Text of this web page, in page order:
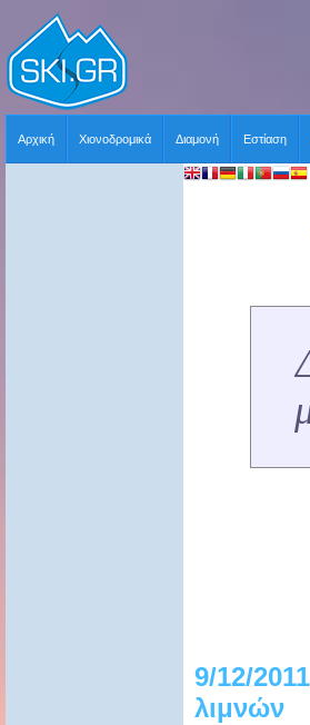
Αρχική Χιονοδρομικά Διαμονή Εστίαση
9/12/
λιμνών